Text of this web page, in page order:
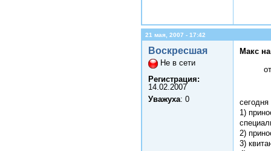
21 мая, 2007 - 17:42
Воскресшая
Не в сети
Регистрация:
14.02.2007
Уважуха: 0
Макс
1)
2)
3)